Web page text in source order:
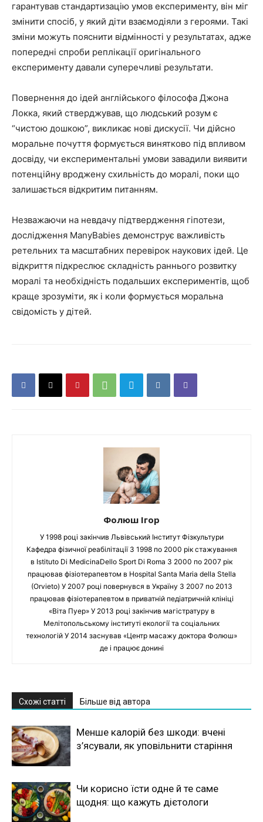
гарантував стандартизацію умов експерименту, він міг
змінити спосіб, у який діти взаємодіяли з героями. Такі
зміни можуть пояснити відмінності у результатах, адже
попередні спроби реплікації оригінального
експерименту давали суперечливі результати.
Повернення до ідей англійського філософа Джона
Локка, який стверджував, що людський розум є
“чистою дошкою”, викликає нові дискусії. Чи дійсно
моральне почуття формується винятково під впливом
досвіду, чи експериментальні умови завадили виявити
потенційну вроджену схильність до моралі, поки що
залишається відкритим питанням.
Незважаючи на невдачу підтвердження гіпотези,
дослідження ManyBabies демонструє важливість
ретельних та масштабних перевірок наукових ідей. Це
відкриття підкреслює складність раннього розвитку
моралі та необхідність подальших експериментів, щоб
краще зрозуміти, як і коли формується моральна
свідомість у дітей.
Фолюш Ігор
У 1998 році закінчив Львівський Інститут Фізкультури
Кафедра фізичної реабілітації З 1998 по 2000 рік стажування
в Istituto Di MedicinaDello Sport Di Roma З 2000 по 2007 рік
працював фізіотерапевтом в Hospital Santa Maria della Stella
(Orvieto) У 2007 році повернувся в Україну З 2007 по 2013
працював фізіотерапевтом в приватній педіатричній клініці
«Віта Пуер» У 2013 році закінчив магістратуру в
Мелітопольському інституті екології та соціальних
технологій У 2014 заснував «Центр масажу доктора Фолюш»
де і працює донині
Схожі статті Більше від автора
Менше калорій без шкоди: вчені
з’ясували, як уповільнити старіння
Чи корисно їсти одне й те саме
щодня: що кажуть дієтологи